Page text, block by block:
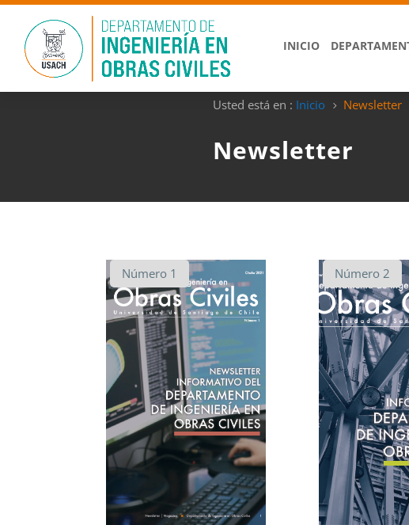
INICIO
Usted está en : Inicio 5 Newsletter
Newsletter
Número 1 Número 2